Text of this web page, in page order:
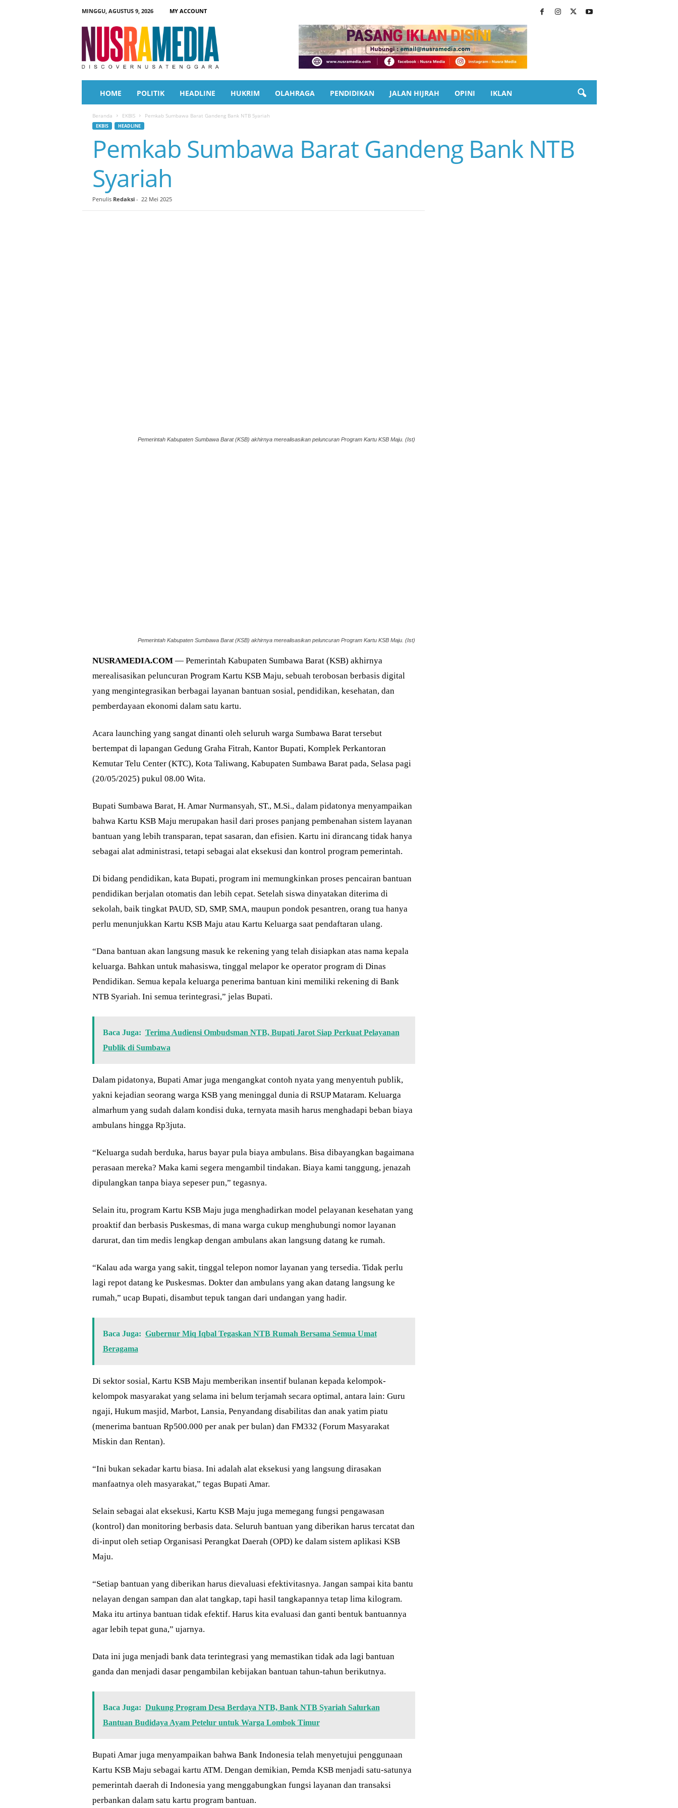
MINGGU, AGUSTUS 9, 2026
MY ACCOUNT
a
HOME POLITIK HEADLINE HUKRIM OLAHRAGA PENDIDIKAN JALAN HIJRAH OPINI IKLAN
Beranda EKBIS Pemkab Sumbawa Barat Gandeng Bank NTB Syariah
EKBIS HEADLINE
Pemkab Sumbawa Barat Gandeng Bank NTB
Syariah
Penulis Redaksi- 22 Mei 2025
Pemerintah Kabupaten Sumbawa Barat (KSB) akhirnya merealisasikan peluncuran Program Kartu KSB Maju. (Ist)
Pemerintah Kabupaten Sumbawa Barat (KSB) akhirnya merealisasikan peluncuran Program Kartu KSB Maju. (Ist)
NUSRAMEDIA.COM— Pemerintah Kabupaten Sumbawa Barat (KSB) akhirnya
merealisasikan peluncuran Program Kartu KSB Maju, sebuah terobosan berbasis digital
yang mengintegrasikan berbagai layanan bantuan sosial, pendidikan, kesehatan, dan
pemberdayaan ekonomi dalam satu kartu.
Acara launching yang sangat dinanti oleh seluruh warga Sumbawa Barat tersebut
bertempat di lapangan Gedung Graha Fitrah, Kantor Bupati, Komplek Perkantoran
Kemutar Telu Center (KTC), Kota Taliwang, Kabupaten Sumbawa Barat pada, Selasa pagi
(20/05/2025) pukul 08.00 Wita.
Bupati Sumbawa Barat, H. Amar Nurmansyah, ST., M.Si., dalam pidatonya menyampaikan
bahwa Kartu KSB Maju merupakan hasil dari proses panjang pembenahan sistem layanan
bantuan yang lebih transparan, tepat sasaran, dan efisien. Kartu ini dirancang tidak hanya
sebagai alat administrasi, tetapi sebagai alat eksekusi dan kontrol program pemerintah.
Di bidang pendidikan, kata Bupati, program ini memungkinkan proses pencairan bantuan
pendidikan berjalan otomatis dan lebih cepat. Setelah siswa dinyatakan diterima di
sekolah, baik tingkat PAUD, SD, SMP, SMA, maupun pondok pesantren, orang tua hanya
perlu menunjukkan Kartu KSB Maju atau Kartu Keluarga saat pendaftaran ulang.
“Dana bantuan akan langsung masuk ke rekening yang telah disiapkan atas nama kepala
keluarga. Bahkan untuk mahasiswa, tinggal melapor ke operator program di Dinas
Pendidikan. Semua kepala keluarga penerima bantuan kini memiliki rekening di Bank
NTB Syariah. Ini semua terintegrasi,” jelas Bupati.
Baca Juga: Terima Audiensi Ombudsman NTB, Bupati Jarot Siap Perkuat Pelayanan
Publik di Sumbawa
Dalam pidatonya, Bupati Amar juga mengangkat contoh nyata yang menyentuh publik,
yakni kejadian seorang warga KSB yang meninggal dunia di RSUP Mataram. Keluarga
almarhum yang sudah dalam kondisi duka, ternyata masih harus menghadapi beban biaya
ambulans hingga Rp3juta.
“Keluarga sudah berduka, harus bayar pula biaya ambulans. Bisa dibayangkan bagaimana
perasaan mereka? Maka kami segera mengambil tindakan. Biaya kami tanggung, jenazah
dipulangkan tanpa biaya sepeser pun,” tegasnya.
Selain itu, program Kartu KSB Maju juga menghadirkan model pelayanan kesehatan yang
proaktif dan berbasis Puskesmas, di mana warga cukup menghubungi nomor layanan
darurat, dan tim medis lengkap dengan ambulans akan langsung datang ke rumah.
“Kalau ada warga yang sakit, tinggal telepon nomor layanan yang tersedia. Tidak perlu
lagi repot datang ke Puskesmas. Dokter dan ambulans yang akan datang langsung ke
rumah,” ucap Bupati, disambut tepuk tangan dari undangan yang hadir.
Baca Juga: Gubernur Miq Iqbal Tegaskan NTB Rumah Bersama Semua Umat
Beragama
Di sektor sosial, Kartu KSB Maju memberikan insentif bulanan kepada kelompok-
kelompok masyarakat yang selama ini belum terjamah secara optimal, antara lain: Guru
ngaji, Hukum masjid, Marbot, Lansia, Penyandang disabilitas dan anak yatim piatu
(menerima bantuan Rp500.000 per anak per bulan) dan FM332 (Forum Masyarakat
Miskin dan Rentan).
“Ini bukan sekadar kartu biasa. Ini adalah alat eksekusi yang langsung dirasakan
manfaatnya oleh masyarakat,” tegas Bupati Amar.
Selain sebagai alat eksekusi, Kartu KSB Maju juga memegang fungsi pengawasan
(kontrol) dan monitoring berbasis data. Seluruh bantuan yang diberikan harus tercatat dan
di-input oleh setiap Organisasi Perangkat Daerah (OPD) ke dalam sistem aplikasi KSB
Maju.
“Setiap bantuan yang diberikan harus dievaluasi efektivitasnya. Jangan sampai kita bantu
nelayan dengan sampan dan alat tangkap, tapi hasil tangkapannya tetap lima kilogram.
Maka itu artinya bantuan tidak efektif. Harus kita evaluasi dan ganti bentuk bantuannya
agar lebih tepat guna,” ujarnya.
Data ini juga menjadi bank data terintegrasi yang memastikan tidak ada lagi bantuan
ganda dan menjadi dasar pengambilan kebijakan bantuan tahun-tahun berikutnya.
Baca Juga: Dukung Program Desa Berdaya NTB, Bank NTB Syariah Salurkan
Bantuan Budidaya Ayam Petelur untuk Warga Lombok Timur
Bupati Amar juga menyampaikan bahwa Bank Indonesia telah menyetujui penggunaan
Kartu KSB Maju sebagai kartu ATM. Dengan demikian, Pemda KSB menjadi satu-satunya
pemerintah daerah di Indonesia yang menggabungkan fungsi layanan dan transaksi
perbankan dalam satu kartu program bantuan.